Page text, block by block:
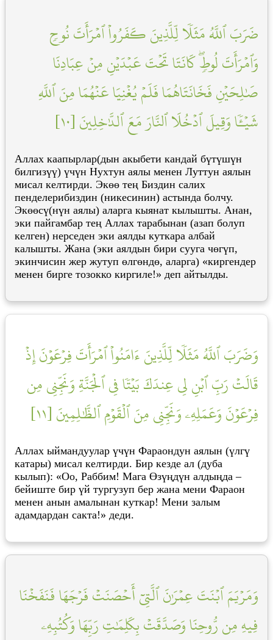
ضَرَبَ ٱللَّهُ مَثَلٗا لِّلَّذِينَ كَفَرُواْ ٱمۡرَأَتَ نُوحٖ
وَٱمۡرَأَتَ لُوطٖۖ كَانَتَا تَحۡتَ عَبۡدَيۡنِ مِنۡ عِبَادِنَا
صَٰلِحَيۡنِ فَخَانَتَاهُمَا فَلَمۡ يُغۡنِيَا عَنۡهُمَا مِنَ ٱللَّهِ
شَيۡـٔٗا وَقِيلَ ٱدۡخُلَا ٱلنَّارَ مَعَ ٱلدَّٰخِلِينَ [١٠]
Аллах каапырлар(дын акыбети кандай бүтүшүн
билгизүү) үчүн Нухтун аялы менен Луттун аялын
мисал келтирди. Экөө тең Биздин салих
пенделерибиздин (никесинин) астында болчу.
Экөөсү(нүн аялы) аларга кыянат кылышты. Анан,
эки пайгамбар тең Аллах тарабынан (азап болуп
келген) нерседен эки аялды куткара албай
калышты. Жана (эки аялдын бири сууга чөгүп,
экинчисин жер жутуп өлгөндө, аларга) «киргендер
менен бирге тозокко киргиле!» деп айтылды.
وَضَرَبَ ٱللَّهُ مَثَلٗا لِّلَّذِينَ ءَامَنُواْ ٱمۡرَأَتَ فِرۡعَوۡنَ إِذۡ
قَالَتۡ رَبِّ ٱبۡنِ لِي عِندَكَ بَيۡتٗا فِي ٱلۡجَنَّةِ وَنَجِّنِي مِن
فِرۡعَوۡنَ وَعَمَلِهِۦ وَنَجِّنِي مِنَ ٱلۡقَوۡمِ ٱلظَّٰلِمِينَ [١١]
Аллах ыймандуулар үчүн Фараондун аялын (үлгү
катары) мисал келтирди. Бир кезде ал (дуба
кылып): «Оо, Раббим! Мага Өзүңдүн алдыңда –
бейиште бир үй тургузуп бер жана мени Фараон
менен анын амалынан куткар! Мени залым
адамдардан сакта!» деди.
وَمَرۡيَمَ ٱبۡنَتَ عِمۡرَٰنَ ٱلَّتِيٓ أَحۡصَنَتۡ فَرۡجَهَا فَنَفَخۡنَا
فِيهِ مِن رُّوحِنَا وَصَدَّقَتۡ بِكَلِمَٰتِ رَبِّهَا وَكُتُبِهِۦ